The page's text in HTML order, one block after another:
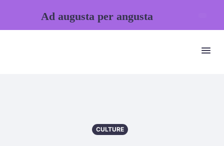
CULTURE
Ad augusta per angusta